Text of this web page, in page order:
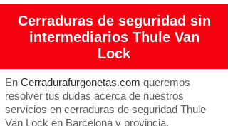
Cerraduras de seguridad sin
intermediarios Thule Van
Lock
En Cerradurafurgonetas.com queremos
resolver tus dudas acerca de nuestros
servicios en cerraduras de seguridad Thule
Van Lock en Barcelona y provincia.